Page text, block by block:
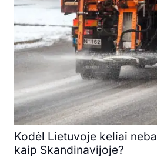
Kodėl Lietuvoje keliai
kaip Skandinavijoje?